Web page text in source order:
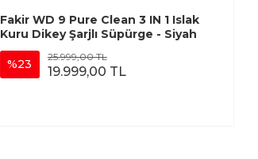
Fakir WD 9 Pure Clean 3 IN 1 Islak
Kuru Dikey Şarjlı Süpürge - Siyah
%23
25.999,00 TL
19.999,00 TL